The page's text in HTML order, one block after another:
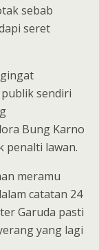
sebab
seret
sendiri
Bung Karno
penalti lawan.
meramu
catatan 24
Garuda pasti
yang lagi